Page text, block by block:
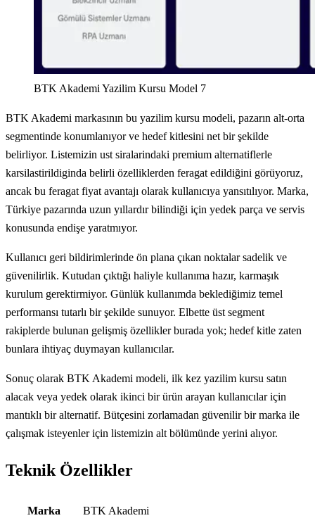
BTK Akademi Yazilim Kursu Model 7
BTK Akademi markasının bu yazilim kursu modeli, pazarın alt-orta
segmentinde konumlanıyor ve hedef kitlesini net bir şekilde
belirliyor. Listemizin ust siralarindaki premium alternatiflerle
karsilastirildiginda belirli özelliklerden feragat edildiğini görüyoruz,
ancak bu feragat fiyat avantajı olarak kullanıcıya yansıtılıyor. Marka,
Türkiye pazarında uzun yıllardır bilindiği için yedek parça ve servis
konusunda endişe yaratmıyor.
Kullanıcı geri bildirimlerinde ön plana çıkan noktalar sadelik ve
güvenilirlik. Kutudan çıktığı haliyle kullanıma hazır, karmaşık
kurulum gerektirmiyor. Günlük kullanımda beklediğimiz temel
performansı tutarlı bir şekilde sunuyor. Elbette üst segment
rakiplerde bulunan gelişmiş özellikler burada yok; hedef kitle zaten
bunlara ihtiyaç duymayan kullanıcılar.
Sonuç olarak BTK Akademi modeli, ilk kez yazilim kursu satın
alacak veya yedek olarak ikinci bir ürün arayan kullanıcılar için
mantıklı bir alternatif. Bütçesini zorlamadan güvenilir bir marka ile
çalışmak isteyenler için listemizin alt bölümünde yerini alıyor.
Teknik Özellikler
Teknik özellikler
Marka
BTK Akademi